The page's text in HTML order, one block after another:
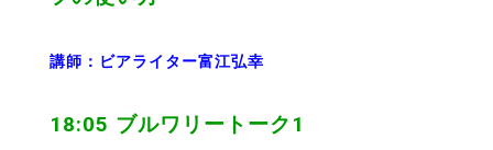
講師：ビアライター富江弘幸
18:05 ブルワリートーク1